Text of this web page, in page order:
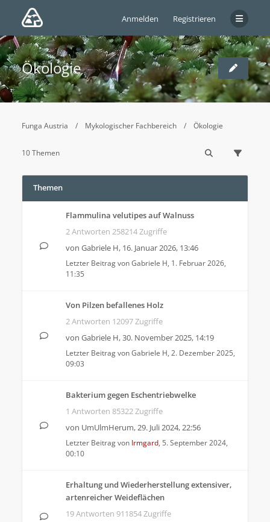
Anmelden Registrieren
Ökologie
Funga Austria Mykologischer Fachbereich Ökologie
10 Themen
Themen
Flammulina velutipes auf Walnuss
2 Antworten 258214 Zugriffe
von Gabriele H, 16. Januar 2026, 13:46
Letzter Beitrag vonGabriele H, 1. Februar 2026,
11:35
Von Pilzen befallenes Holz
2 Antworten 12097 Zugriffe
von Gabriele H,30. November 2025, 14:19
Letzter Beitrag vonGabriele H, 2. Dezember 2025,
09:03
Bakterium gegen Eschentriebwelke
1 Antworten 85322 Zugriffe
von UmUlmHerum,29. Juli 2024, 22:56
Letzter Beitrag von Irmgard, 5. September 2024,
00:10
Erhaltung und Wiederherstellung extensiver,
artenreicher Weideflächen
19 Antworten 911854 Zugriffe